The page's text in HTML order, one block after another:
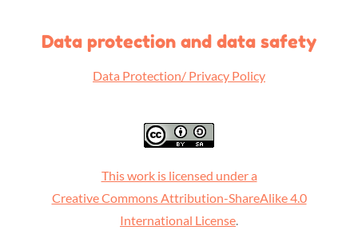
Data protection and data safety
Data Protection/ Privacy Policy
This work is licensed under a
Creative Commons Attribution-ShareAlike 4.0
International License.